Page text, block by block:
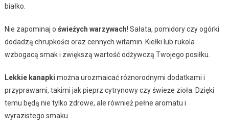
białko.
Nie zapominaj o świeżych warzywach! Sałata, pomidory czy ogórki
dodadzą chrupkości oraz cennych witamin. Kiełki lub rukola
wzbogacą smak i zwiększą wartość odżywczą Twojego posiłku.
Lekkie kanapki można urozmaicać różnorodnymi dodatkami i
przyprawami, takimi jak pieprz cytrynowy czy świeże zioła. Dzięki
temu będą nie tylko zdrowe, ale również pełne aromatu i
wyrazistego smaku.